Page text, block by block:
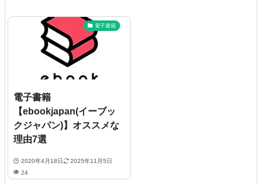
電子書籍
電子書籍
【ebookjapan(イーブッ
クジャパン)】オススメな
理由7選
2020年4月18日
2025年11月5日
24